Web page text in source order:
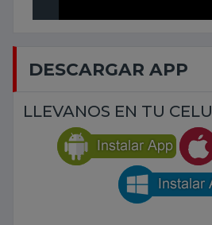
DESCARGAR APP
LLEVANOS EN TU CELU